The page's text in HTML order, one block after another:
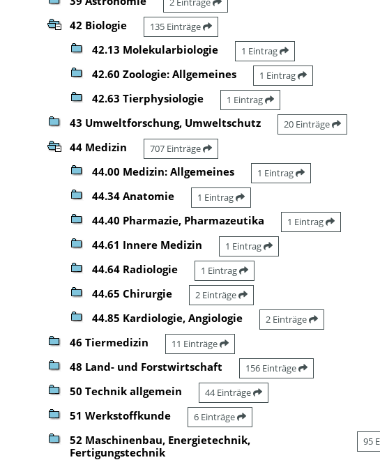
42 Biologie 135 Einträge
42.13 Molekularbiologie 1 Eintrag
42.60 Zoologie: Allgemeines 1 Eintrag
42.63 Tierphysiologie 1 Eintrag
43 Umweltforschung, Umweltschutz 20 Einträge
44 Medizin 707 Einträge
44.00 Medizin: Allgemeines 1 Eintrag
44.34 Anatomie 1 Eintrag
44.40 Pharmazie, Pharmazeutika 1 Eintrag
44.61 Innere Medizin 1 Eintrag
44.64 Radiologie 1 Eintrag
44.65 Chirurgie 2 Einträge
44.85 Kardiologie, Angiologie 2 Einträge
46 Tiermedizin 11 Einträge
48 Land- und Forstwirtschaft 156 Einträge
50 Technik allgemein 44 Einträge
51 Werkstoffkunde 6 Einträge
52 Maschinenbau, Energietechnik,
Fertigungstechnik
95